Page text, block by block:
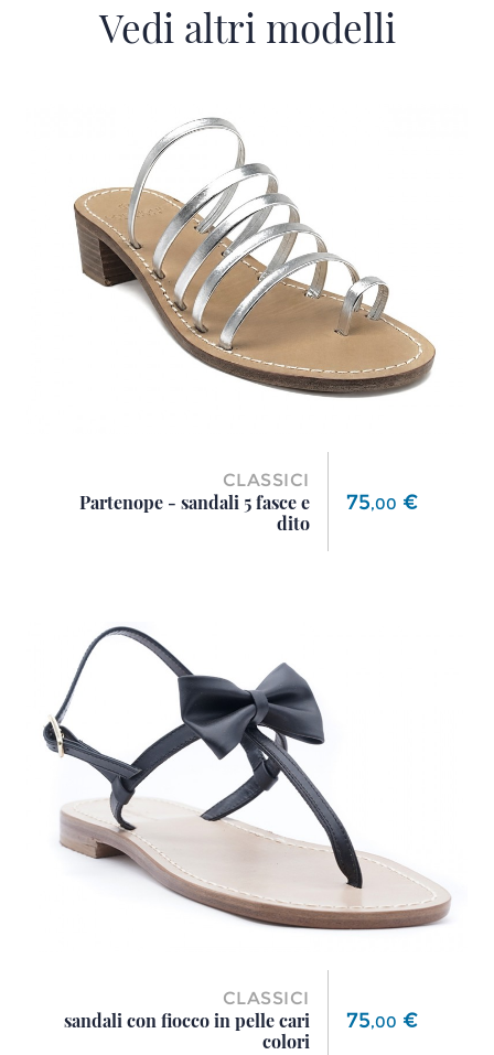
Vedi altri modelli
CLASSICI
Partenope - sandali 5 fasce e
dito
Prezzo
75,00 €
CLASSICI
sandali con fiocco in pelle cari
colori
Prezzo
75,00 €